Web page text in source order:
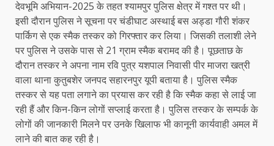
देवभूमि अभियान-2025 के तहत श्यामपुर पुलिस क्षेत्र में गश्त पर थी।
इसी दौरान पुलिस ने सूचना पर चंडीघाट अस्थाई बस अड्डा गौरी शंकर
पार्किग से एक स्मैक तस्कर को गिरफ्तार कर लिया। जिसकी तलाशी लेने
पर पुलिस ने उसके पास से 21 ग्राम स्मैक बरामद की है। पूछताछ के
दौरान तस्कर ने अपना नाम रवि पुत्र यशपाल निवासी पीर माजरा खत्री
वाला थाना कुतुबशेर जनपद सहारनपुर यूपी बताया है। पुलिस स्मैक
तस्कर से यह पता लगाने का प्रयास कर रही है कि स्मैक कहा से लाई जा
रही हैं और किन-किन लोगों सप्लाई करता है। पुलिस तस्कर के सम्पर्क के
लोगों की जानकारी मिलने पर उनके खिलाफ भी कानूनी कार्यवाही अमल में
लाने की बात कह रही है।